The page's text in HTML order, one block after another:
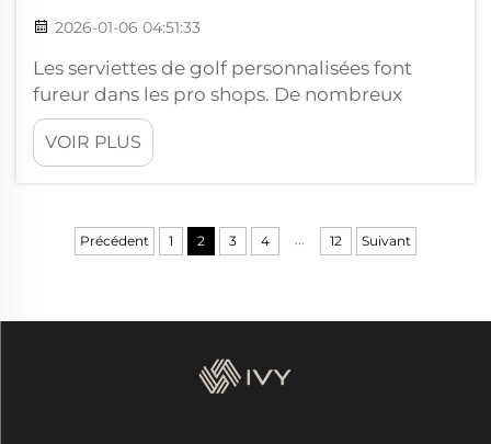
2026-01-06 04:51:33
Les serviettes de golf personnalisées font
fureur dans les pro shops. De nombreux
visiteurs, qui ne feraient peut-être qu'une
seule visite au magasin, finissent par revenir
régulièrement. En effet, ces serviettes ont une
pratique, elles portent aussi le message d'une
marque. Chez Wxivytextile, nous de...
VOIR PLUS
Précédent 1 2 3 4 ... 12 Suivant